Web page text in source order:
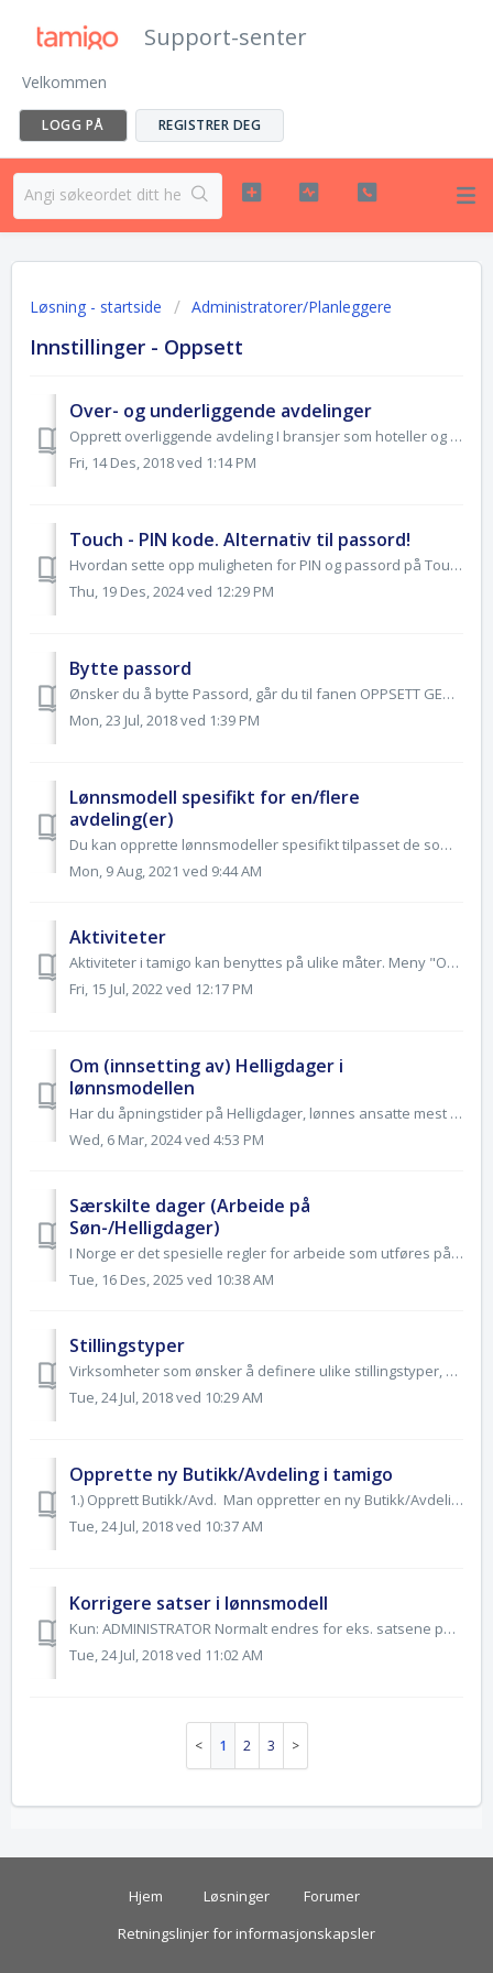
Support-senter
Velkommen
LOGG PÅ REGISTRER DEG
Løsning - startside Administratorer/Planleggere
Innstillinger - Oppsett
Over- og underliggende avdelinger
Opprett overliggende avdeling I bransjer som hoteller og restauranter (med flere avd.), samt for virksomheter med flere butikker (kjeder), kan det være sm...
Fri, 14 Des, 2018 ved 1:14 PM
Touch - PIN kode. Alternativ til passord!
Hvordan sette opp muligheten for PIN og passord på Touch? Meny: Generelle innstillinger -> Innstillinger ->Touch Standard innstiling i Touch,...
Thu, 19 Des, 2024 ved 12:29 PM
Bytte passord
Ønsker du å bytte Passord, går du til fanen OPPSETT GENERELT, og deretter klikk på BYTT PASSORD i venstre menyen. Tast først inn ditt eksisterende passord...
Mon, 23 Jul, 2018 ved 1:39 PM
Lønnsmodell spesifikt for en/flere
avdeling(er)
Du kan opprette lønnsmodeller spesifikt tilpasset de som jobber ved en enkelt avdeling eller flere spesifikke avdelinger. Har du en/flere avdeling(er) der ...
Mon, 9 Aug, 2021 ved 9:44 AM
Aktiviteter
Aktiviteter i tamigo kan benyttes på ulike måter. Meny "Oppsett generelt" -> "Aktiviteter". Aktiviteter opprettes (parametersettes) p...
Fri, 15 Jul, 2022 ved 12:17 PM
Om (innsetting av) Helligdager i
lønnsmodellen
Har du åpningstider på Helligdager, lønnes ansatte mest sannsynlig ekstra disse dagene. Dine Lønnsmodeller i tamigo bør nå oppdateres med Helligdagene for 2...
Wed, 6 Mar, 2024 ved 4:53 PM
Særskilte dager (Arbeide på
Søn-/Helligdager)
I Norge er det spesielle regler for arbeide som utføres på søn-/hellidager. tamigo har derfor utviklet en egen meny (funksjon) benevnt Særskilte dager, der ...
Tue, 16 Des, 2025 ved 10:38 AM
Stillingstyper
Virksomheter som ønsker å definere ulike stillingstyper, og knytte stillingstypene til den enkelte ansatte kan opprette disse under fane "Oppsett gener...
Tue, 24 Jul, 2018 ved 10:29 AM
Opprette ny Butikk/Avdeling i tamigo
1.) Opprett Butikk/Avd. Man oppretter en ny Butikk/Avdeling i tamigo ved å gå til meny "Oppsett generelt" - > "Butikker/Avd." i s...
Tue, 24 Jul, 2018 ved 10:37 AM
Korrigere satser i lønnsmodell
Kun: ADMINISTRATOR Normalt endres for eks. satsene på ubekvemstillegg (UB) årlig som følge av gjennomførte tariff-forhandlinger. De nye satsene kan oppd...
Tue, 24 Jul, 2018 ved 11:02 AM
1 2 3
Hjem Løsninger
Forumer
Retningslinjer for informasjonskapsler